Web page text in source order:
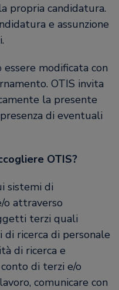
propria candidatura.
e assunzione
modificata con
OTIS invita
la presente
di eventuali
OTIS?
sistemi di
o attraverso
terzi quali
di ricerca di personale
di ricerca e
di terzi e/o
comunicare con